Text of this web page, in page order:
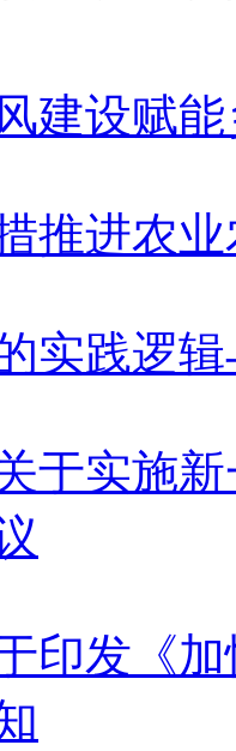
建设赋
推进农
实践逻
于实施
印发《